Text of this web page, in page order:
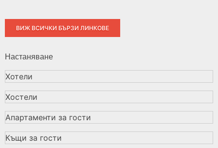
ВИЖ ВСИЧКИ БЪРЗИ ЛИНКОВЕ
Настаняване
Хотели
Хостели
Апартаменти за гости
Къщи за гости